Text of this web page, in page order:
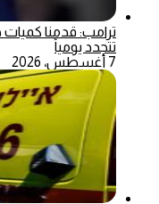
ترامب: قدمنا كميات
تتجدد يومياً
7 أغسطس، 2026